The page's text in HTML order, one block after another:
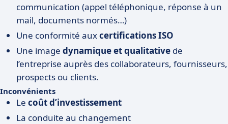
communication (appel téléphonique, réponse à un
mail, documents normés…)
Une conformité auxcertifications ISO
Une image dynamique et qualitative de
l’entreprise auprès des collaborateurs, fournisseurs,
prospects ou clients.
Inconvénients
Le coût d’investissement
La conduite au changement